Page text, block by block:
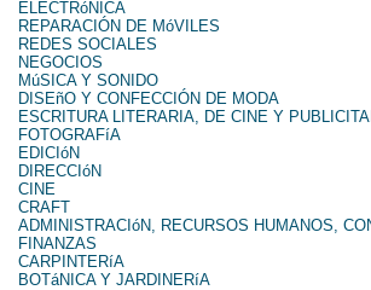
ELECTRóNICA
REPARACIÓN DE MóVILES
REDES SOCIALES
NEGOCIOS
MúSICA Y SONIDO
DISEñO Y CONFECCIÓN DE MODA
ESCRITURA LITERARIA, DE CINE Y
FOTOGRAFíA
EDICIóN
DIRECCIóN
CINE
CRAFT
ADMINISTRACIóN, RECURSOS HUMANOS,
FINANZAS
CARPINTERíA
BOTáNICA Y JARDINERíA